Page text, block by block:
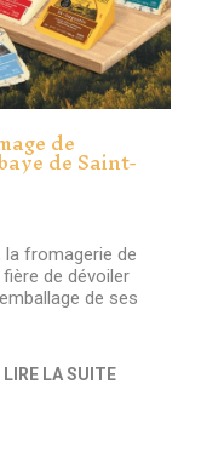
de
de Saint-
la fromagerie de
de dévoiler
de ses
LIRE LA SUITE